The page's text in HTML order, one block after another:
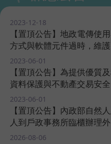
2023-12-18 ​
【置頂公告】地政電傳使
方式與軟體元件過時，維
年6月1日 後停止服務，請
繼續使用。​​
2023-06-01 ​
【置頂公告】為提供優質
資料保護與不動產交易安
資訊網路e點通(北北桃)電
部列表及樹狀圖，將僅顯
登記次序。​​
2023-06-01 ​
【置頂公告】內政部自然
人到戶政事務所臨櫃辦理
期間）前60天及到期後1年
2026-08-06 ​